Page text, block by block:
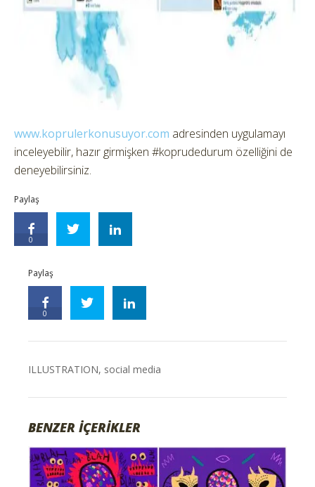
www.koprulerkonusuyor.com adresinden uygulamayı
inceleyebilir, hazır girmişken #koprudedurum özelliğini de
deneyebilirsiniz.
Paylaş
0
Paylaş
0
ILLUSTRATION, social media
BENZER İÇERİKLER